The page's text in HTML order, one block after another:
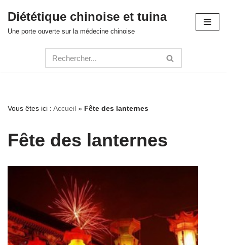
Aller
Diététique chinoise et tuina
Une porte ouverte sur la médecine chinoise
Vous êtes ici : Accueil » Fête des lanternes
Fête des lanternes